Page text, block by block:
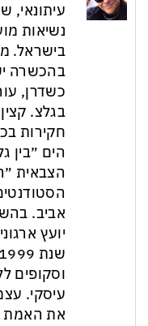
עיתונאי,
נשיאות
בהכשרה
כשדרן,
בגלצ.
חקירות
הים ״בין
הצבאית
אביב.
יועץ
וסקופים
עיסקי.
את האמת